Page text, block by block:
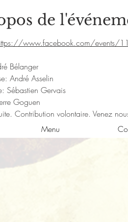
de
www.facebook.com/
Bélanger
André Asselin
Sébastien Gervais
Goguen
Contribution volontaire. Venez
Menu